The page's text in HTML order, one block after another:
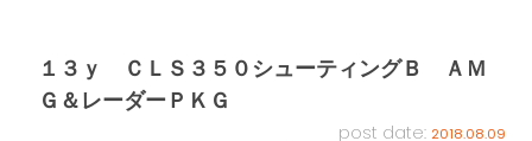
１３ｙ ＣＬＳ３５０シューティングＢ ＡＭ
Ｇ＆レーダーＰＫＧ
post date: 2018.08.09